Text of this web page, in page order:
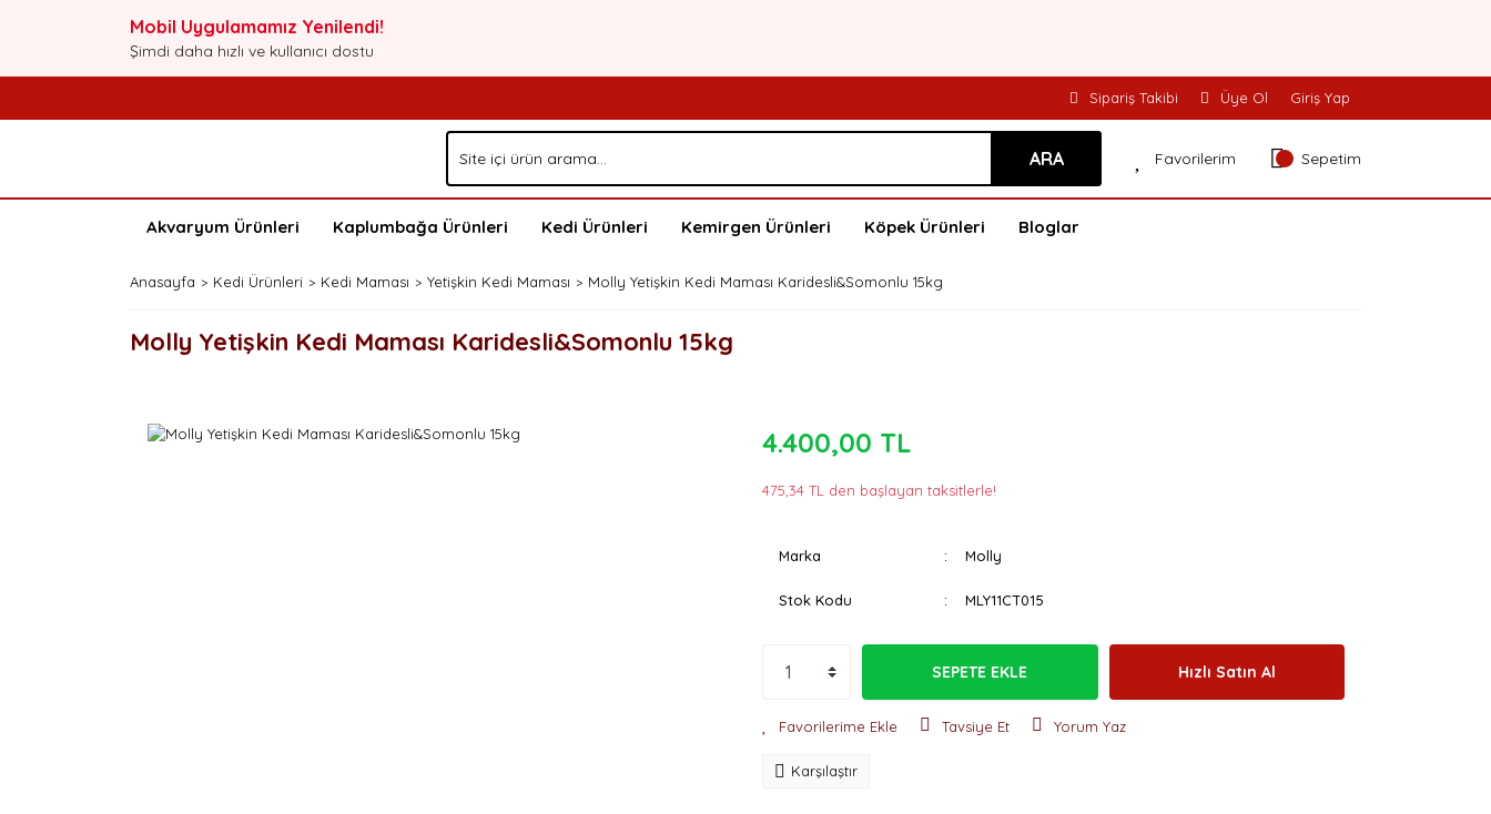
Mobil Uygulamamız Yenilendi!
Şimdi daha hızlı ve kullanıcı dostu
Sipariş Takibi Üye Ol Giriş Yap
ARA Favorilerim Sepetim
Akvaryum Ürünleri Kaplumbağa Ürünleri Kedi Ürünleri Kemirgen Ürünleri Köpek Ürünleri Bloglar
Anasayfa Kedi Ürünleri Kedi Maması Yetişkin Kedi Maması Molly Yetişkin Kedi Maması Karidesli&Somonlu 15kg
Molly Yetişkin Kedi Maması Karidesli&Somonlu 15kg
4.400,00 TL
475,34 TL den başlayan taksitlerle!
Marka Molly
Stok Kodu MLY11CT015
SEPETE EKLE Hızlı Satın Al
Tavsiye Et Yorum Yaz
Karşılaştır